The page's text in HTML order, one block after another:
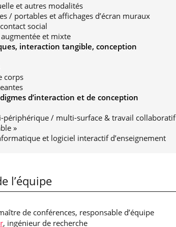
et autres modalités
/ portables et affichages d’écran muraux
social
et mixte
interaction tangible, conception
corps
d’interaction et de conception
périphérique / multi-surface & travail collaboratif
»
et logiciel interactif d’enseignement
l’équipe
de conférences, responsable d’équipe
, ingénieur de recherche